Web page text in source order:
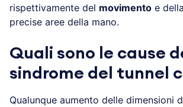
rispettivamente del movimento e della
precise aree della mano.
Quali sono le cause
sindrome del tunnel
Qualunque aumento delle dimensioni